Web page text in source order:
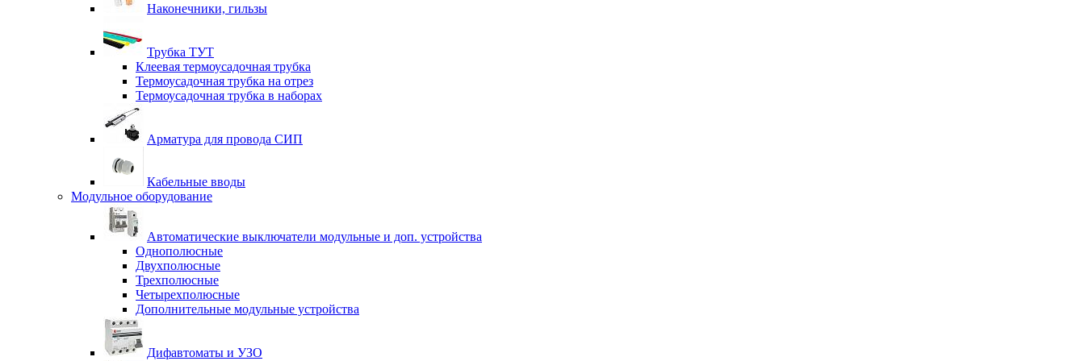
Наконечники, гильзы
Трубка ТУТ
Клеевая термоусадочная трубка
Термоусадочная трубка на отрез
Термоусадочная трубка в наборах
Арматура для провода СИП
Кабельные вводы
Модульное оборудование
Автоматические выключатели модульные и доп. устройства
Однополюсные
Двухполюсные
Трехполюсные
Четырехполюсные
Дополнительные модульные устройства
Дифавтоматы и УЗО